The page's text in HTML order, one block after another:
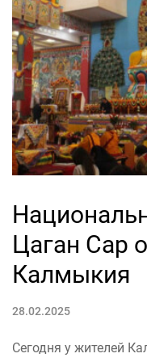
Цаган Сар
Калмыкия
28.02.2025
Сегодня у жителей